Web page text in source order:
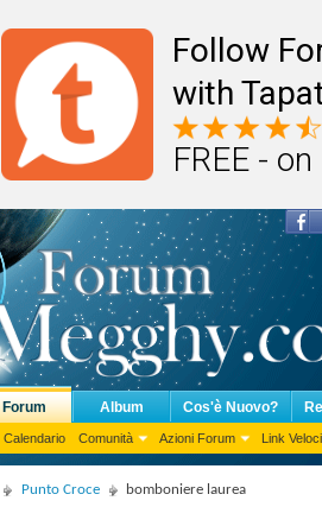
Follow
with
FREE -
Forum
Calendario Comunità Azioni Forum Link Veloci
Album Cos'è Nuovo?
Punto Croce bomboniere laurea